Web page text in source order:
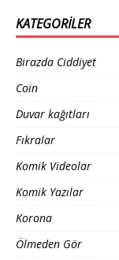
KATEGORILER
Birazda Ciddiyet
Coin
Duvar kağıtları
Fıkralar
Komik Videolar
Komik Yazılar
Korona
Ölmeden Gör